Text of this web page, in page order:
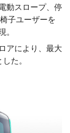
動スロープ、停
子ユーザーを
。
アにより、最大
た。